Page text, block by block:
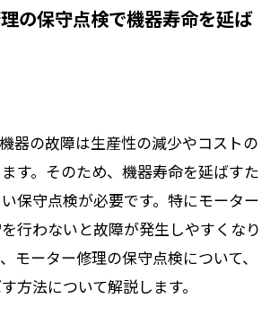
の保守点検で機器寿命を延ば
器の故障は生産性の減少やコストの
す。そのため、機器寿命を延ばすた
保守点検が必要です。特にモーター
行わないと故障が発生しやすくなり
モーター修理の保守点検について、
方法について解説します。